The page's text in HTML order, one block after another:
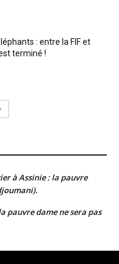
: entre la FIF et
terminé !
à Assinie : la pauvre
pauvre dame ne sera pas